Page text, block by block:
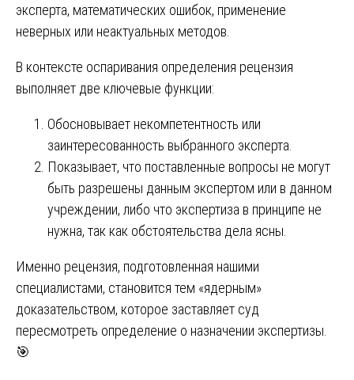
эксперта, математических ошибок, применение
неверных или неактуальных методов.
В контексте оспаривания определения рецензия
выполняет две ключевые функции:
Обосновывает некомпетентность или
заинтересованность выбранного эксперта.
Показывает, что поставленные вопросы не могут
быть разрешены данным экспертом или в данном
учреждении, либо что экспертиза в принципе не
нужна, так как обстоятельства дела ясны.
Именно рецензия, подготовленная нашими
специалистами, становится тем «ядерным»
доказательством, которое заставляет суд
пересмотреть определение о назначении экспертизы.
🎯